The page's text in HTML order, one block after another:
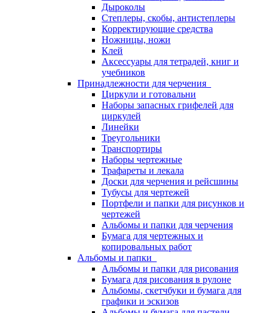
Дыроколы
Степлеры, скобы, антистеплеры
Корректирующие средства
Ножницы, ножи
Клей
Аксессуары для тетрадей, книг и
учебников
Принадлежности для черчения
Циркули и готовальни
Наборы запасных грифелей для
циркулей
Линейки
Треугольники
Транспортиры
Наборы чертежные
Трафареты и лекала
Доски для черчения и рейсшины
Тубусы для чертежей
Портфели и папки для рисунков и
чертежей
Альбомы и папки для черчения
Бумага для чертежных и
копировальных работ
Альбомы и папки
Альбомы и папки для рисования
Бумага для рисования в рулоне
Альбомы, скетчбуки и бумага для
графики и эскизов